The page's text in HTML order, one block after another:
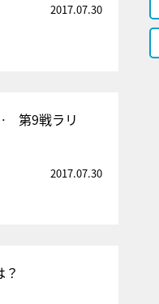
2017.07.30
… 第9戦ラリ
2017.07.30